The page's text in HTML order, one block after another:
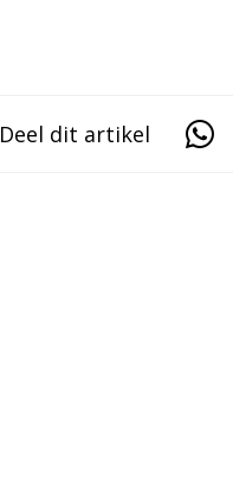
Deel dit artikel